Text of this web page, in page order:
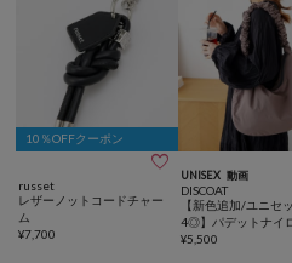
10％OFFクーポン

russet
レザーノットコードチャー
ム
¥7,700
UNISEX 動画
DISCOAT
【新色追加/ユニセ
4◎】パデットナイ
ョルダーバック《詳
¥5,500